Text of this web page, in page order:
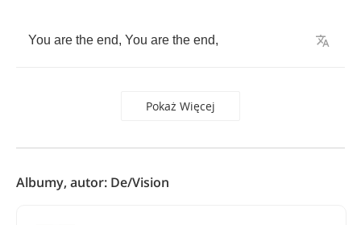
You are the end, You are the end,
Pokaż Więcej
Albumy, autor: De/Vision